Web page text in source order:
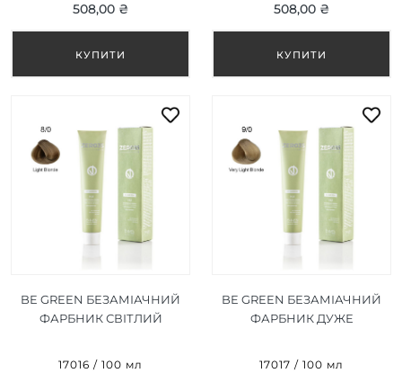
508,00 ₴ 508,00 ₴
BE GREEN БЕЗАМІАЧНИЙ
ФАРБНИК СВІТЛИЙ
17016 / 100 мл
BE GREEN БЕЗАМІАЧНИЙ
ФАРБНИК ДУЖЕ
17017 / 100 мл